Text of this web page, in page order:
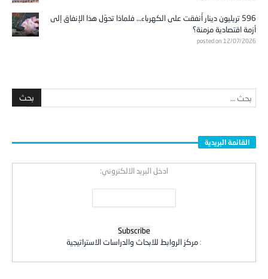
596 تريليون دينار أُنفقت على الكهرباء… فلماذا تحوّل هذا الإنفاق إلى
أزمة اقتصادية مزمنة؟
posted on 12/07/2026
القائمة البريدية
ادخل البريد الالكتروني:
: مركز الروابط للابحاث والدراسات الاستراتيجية